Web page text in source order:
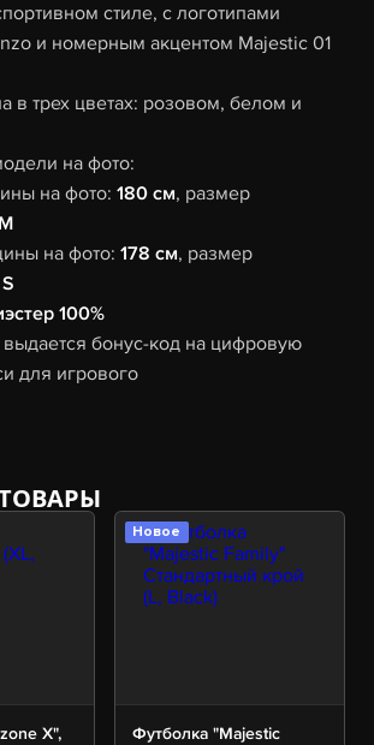
стиле, с логотипами
и номерным акцентом Majestic 01
в трех цветах: розовом, белом и
на фото:
на фото:180 см, размер
M
на фото:178 см, размер
S
100%
бонус-код на цифровую
для игрового
X",
Новое
Футболка "Majestic